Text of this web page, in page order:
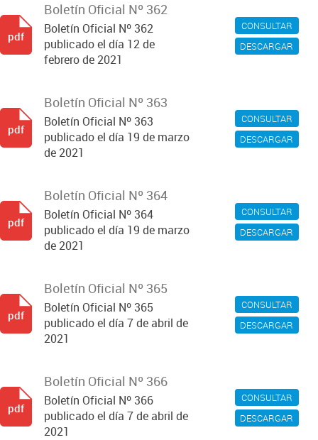
CONSULTAR
DESCARGAR
Boletín Oficial Nº 362
Boletín Oficial Nº 362
publicado el día 12 de
febrero de 2021
pdf
CONSULTAR
DESCARGAR
Boletín Oficial Nº 363
Boletín Oficial Nº 363
publicado el día 19 de marzo
de 2021
pdf
CONSULTAR
DESCARGAR
Boletín Oficial Nº 364
Boletín Oficial Nº 364
publicado el día 19 de marzo
de 2021
pdf
CONSULTAR
DESCARGAR
Boletín Oficial Nº 365
Boletín Oficial Nº 365
publicado el día 7 de abril de
2021
pdf
CONSULTAR
DESCARGAR
Boletín Oficial Nº 366
Boletín Oficial Nº 366
publicado el día 7 de abril de
2021
pdf